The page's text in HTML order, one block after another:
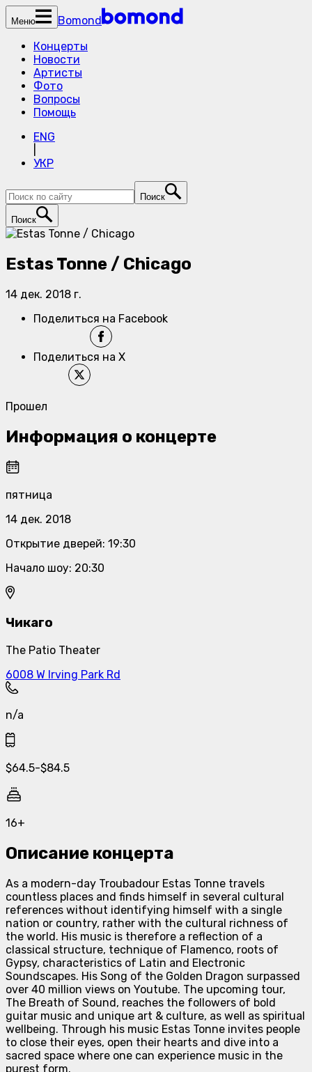
Меню
Bomond
Концерты
Новости
Артисты
Фото
Вопросы
Помощь
ENG
УКР
Поиск
Поиск
Estas Tonne / Chicago
14 дек. 2018 г.
Поделиться на Facebook
Поделиться на X
Прошел
Информация о концерте
пятница
14 дек. 2018
Открытие дверей: 19:30
Начало шоу: 20:30
Чикаго
The Patio Theater
6008 W Irving Park Rd
n/a
$64.5-$84.5
16+
Описание концерта
As a modern-day Troubadour Estas Tonne travels
countless places and finds himself in several cultural
references without identifying himself with a single
nation or country, rather with the cultural richness of
the world. His music is therefore a reflection of a
classical structure, technique of Flamenco, roots of
Gypsy, characteristics of Latin and Electronic
Soundscapes. His Song of the Golden Dragon surpassed
over 40 million views on Youtube. The upcoming tour,
The Breath of Sound, reaches the followers of bold
guitar music and unique art & culture, as well as spiritual
wellbeing. Through his music Estas Tonne invites people
to close their eyes, open their hearts and dive into a
sacred space where one can experience music in the
purest form.